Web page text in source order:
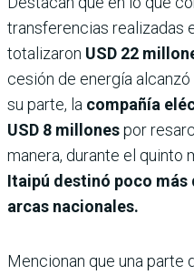
transferencias realizadas
totalizaron USD 22
cesión de energía alcanzó
su parte, la compañía
USD 8 millonespor
manera, durante el quinto
Itaipú destinó poco más
arcas nacionales.
Mencionan que una parte